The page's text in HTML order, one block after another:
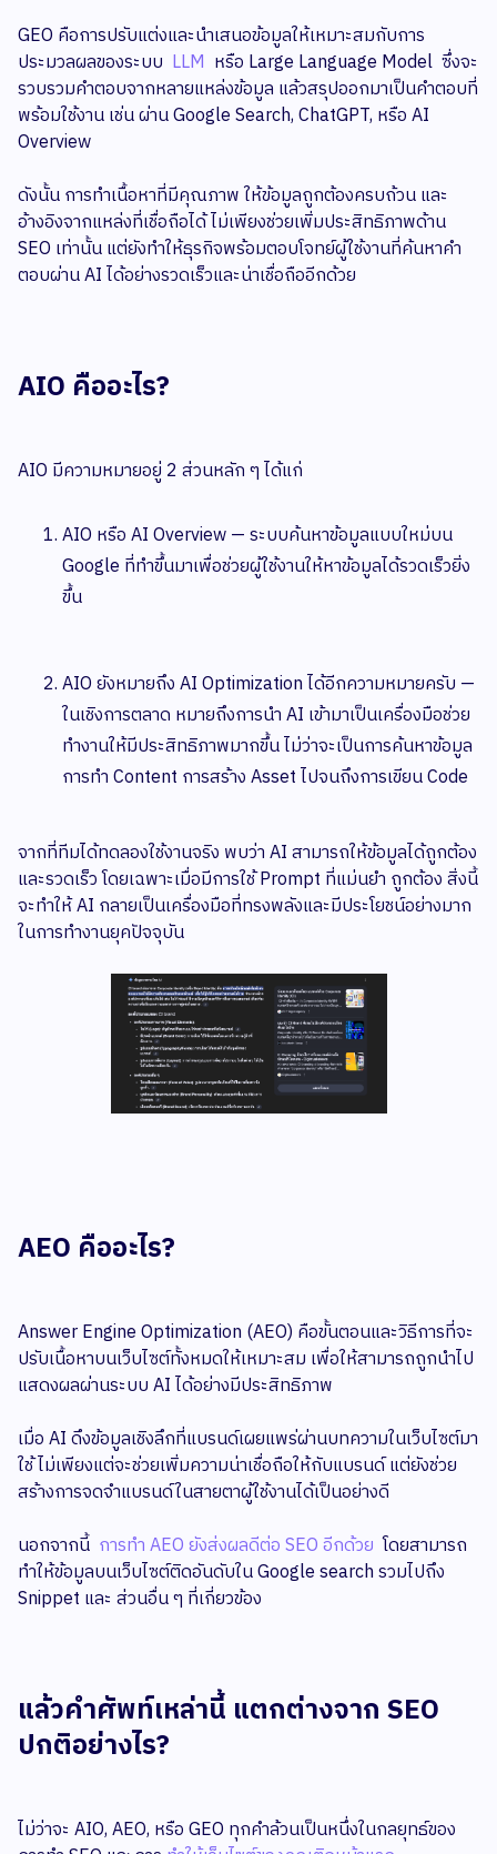
GEO คือการปรับแต่งและนำเสนอข้อมูลให้เหมาะสมกับการ
ประมวลผลของระบบ LLM หรือ Large Language Model ซึ่งจะ
รวบรวมคำตอบจากหลายแหล่งข้อมูล แล้วสรุปออกมาเป็นคำตอบที่
พร้อมใช้งาน เช่น ผ่าน Google Search, ChatGPT, หรือ AI
Overview
ดังนั้น การทำเนื้อหาที่มีคุณภาพ ให้ข้อมูลถูกต้องครบถ้วน และ
อ้างอิงจากแหล่งที่เชื่อถือได้ ไม่เพียงช่วยเพิ่มประสิทธิภาพด้าน
SEO เท่านั้น แต่ยังทำให้ธุรกิจพร้อมตอบโจทย์ผู้ใช้งานที่ค้นหาคำ
ตอบผ่าน AI ได้อย่างรวดเร็วและน่าเชื่อถืออีกด้วย
AIO คืออะไร?
AIO มีความหมายอยู่ 2 ส่วนหลัก ๆ ได้แก่
AIO หรือ AI Overview — ระบบค้นหาข้อมูลแบบใหม่บน
Google ที่ทำขึ้นมาเพื่อช่วยผู้ใช้งานให้หาข้อมูลได้รวดเร็วยิ่ง
ขึ้น
AIO ยังหมายถึง AI Optimization ได้อีกความหมายครับ —
ในเชิงการตลาด หมายถึงการนำ AI เข้ามาเป็นเครื่องมือช่วย
ทำงานให้มีประสิทธิภาพมากขึ้น ไม่ว่าจะเป็นการค้นหาข้อมูล
การทำ Content การสร้าง Asset ไปจนถึงการเขียน Code
จากที่ทีมได้ทดลองใช้งานจริง พบว่า AI สามารถให้ข้อมูลได้ถูกต้อง
และรวดเร็ว โดยเฉพาะเมื่อมีการใช้ Prompt ที่แม่นยำ ถูกต้อง สิ่งนี้
จะทำให้ AI กลายเป็นเครื่องมือที่ทรงพลังและมีประโยชน์อย่างมาก
ในการทำงานยุคปัจจุบัน
AEO คืออะไร?
Answer Engine Optimization (AEO) คือขั้นตอนและวิธีการที่จะ
ปรับเนื้อหาบนเว็บไซต์ทั้งหมดให้เหมาะสม เพื่อให้สามารถถูกนำไป
แสดงผลผ่านระบบ AI ได้อย่างมีประสิทธิภาพ
เมื่อ AI ดึงข้อมูลเชิงลึกที่แบรนด์เผยแพร่ผ่านบทความในเว็บไซต์มา
ใช้ ไม่เพียงแต่จะช่วยเพิ่มความน่าเชื่อถือให้กับแบรนด์ แต่ยังช่วย
สร้างการจดจำแบรนด์ในสายตาผู้ใช้งานได้เป็นอย่างดี
นอกจากนี้ การทำ AEO ยังส่งผลดีต่อ SEO อีกด้วย โดยสามารถ
ทำให้ข้อมูลบนเว็บไซต์ติดอันดับใน Google search รวมไปถึง
Snippet และ ส่วนอื่น ๆ ที่เกี่ยวข้อง
แล้วคำศัพท์เหล่านี้ แตกต่างจาก SEO
ปกติอย่างไร?
ไม่ว่าจะ AIO, AEO, หรือ GEO ทุกคำล้วนเป็นหนึ่งในกลยุทธ์ของ